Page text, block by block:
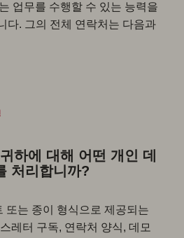
업무를 수행할 수 있는 능력을
다. 그의 전체 연락처는 다음과
하에 대해 어떤 개인 데
처리합니까?
또는 종이 형식으로 제공되는
레터 구독, 연락처 양식, 데모